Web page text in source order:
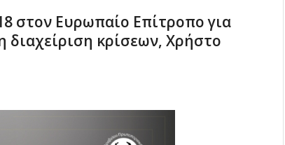
στον Ευρωπαίο Επίτροπο για
διαχείριση κρίσεων, Χρήστο